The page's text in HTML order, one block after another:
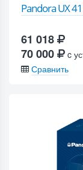
Pandora UX
61 018
70 000
c
Сравнить